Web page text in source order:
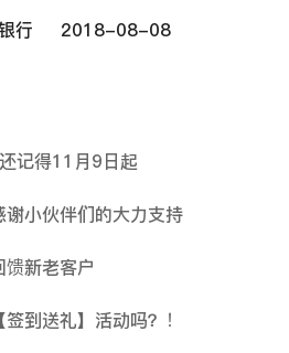
行 2018-08-08
记得11月9日起
谢小伙伴们的大力支持
馈新老客户
到送礼】活动吗？！